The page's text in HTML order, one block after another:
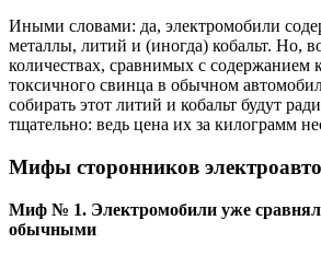
Иными словами: да, электромобили
металлы, литий и (иногда) кобальт. Но,
количествах, сравнимых с содержанием
токсичного свинца в обычном
собирать этот литий и кобальт будут
тщательно: ведь цена их за килограмм
Мифы сторонников электроавто
Миф № 1. Электромобили уже
обычными